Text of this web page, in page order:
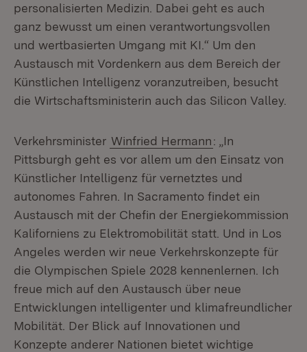
personalisierten Medizin. Dabei geht es auch
ganz bewusst um einen verantwortungsvollen
und wertbasierten Umgang mit KI.“ Um den
Austausch mit Vordenkern aus dem Bereich der
Künstlichen Intelligenz voranzutreiben, besucht
die Wirtschaftsministerin auch das Silicon Valley.
Verkehrsminister Winfried Hermann: „In
Pittsburgh geht es vor allem um den Einsatz von
Künstlicher Intelligenz für vernetztes und
autonomes Fahren. In Sacramento findet ein
Austausch mit der Chefin der Energiekommission
Kaliforniens zu Elektromobilität statt. Und in Los
Angeles werden wir neue Verkehrskonzepte für
die Olympischen Spiele 2028 kennenlernen. Ich
freue mich auf den Austausch über neue
Entwicklungen intelligenter und klimafreundlicher
Mobilität. Der Blick auf Innovationen und
Konzepte anderer Nationen bietet wichtige